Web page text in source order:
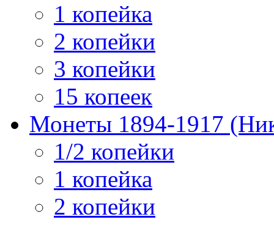
1 копейка
2 копейки
3 копейки
15 копеек
Монеты 1894-1917
1/2 копейки
1 копейка
2 копейки